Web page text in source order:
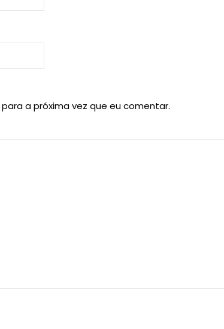
a próxima vez que eu comentar.